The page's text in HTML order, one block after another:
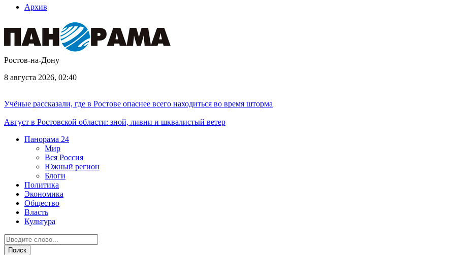
Архив
Ростов-на-Дону
8 августа 2026, 02:40
Учёные рассказали, где в Ростове опаснее всего находиться во время шторма
Август в Ростовской области: зной, ливни и шквалистый ветер
Панорама 24
Мир
Вся Россия
Южный регион
Блоги
Политика
Экономика
Общество
Власть
Культура